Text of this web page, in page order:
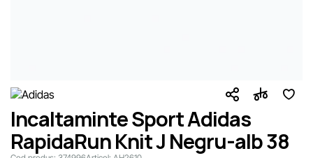
Incaltaminte Sport Adidas
RapidaRun Knit J Negru-alb 38